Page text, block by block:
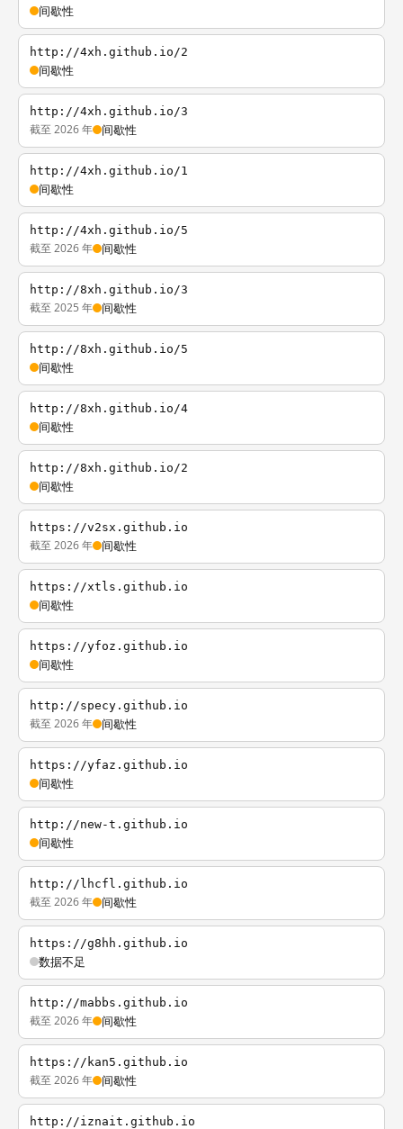
间歇性
http://4xh.github.io/2
间歇性
http://4xh.github.io/3
截至 2026 年 间歇性
http://4xh.github.io/1
间歇性
http://4xh.github.io/5
截至 2026 年 间歇性
http://8xh.github.io/3
截至 2025 年 间歇性
http://8xh.github.io/5
间歇性
http://8xh.github.io/4
间歇性
http://8xh.github.io/2
间歇性
https://v2sx.github.io
截至 2026 年 间歇性
https://xtls.github.io
间歇性
https://yfoz.github.io
间歇性
http://specy.github.io
截至 2026 年 间歇性
https://yfaz.github.io
间歇性
http://new-t.github.io
间歇性
http://lhcfl.github.io
截至 2026 年 间歇性
https://g8hh.github.io
数据不足
http://mabbs.github.io
截至 2026 年 间歇性
https://kan5.github.io
截至 2026 年 间歇性
http://iznait.github.io